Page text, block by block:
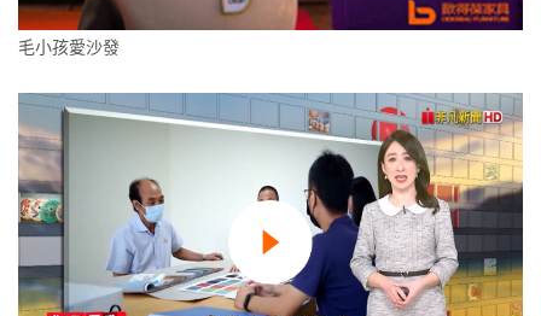
毛小孩愛沙發